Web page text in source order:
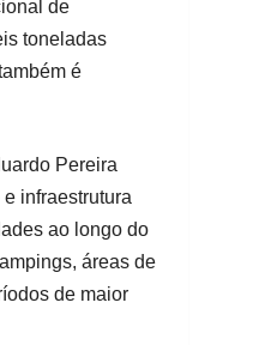
de
toneladas
é
Pereira
infraestrutura
ao longo do
áreas de
de maior